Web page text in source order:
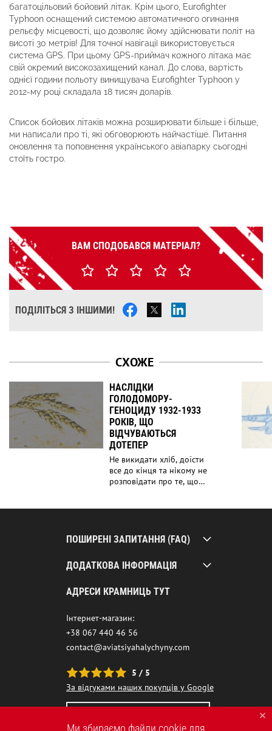
багатоцільовий бойовий літак. Крім цього, Eurofighter
Typhoon оснащений системою автоматичного огинання
рельєфу місцевості, що дозволяє йому здійснювати політ на
висоті 30 метрів! Для точної навігації використовується
система GPS. При цьому GPS-приймач кожного літака має
свій окремий високозахищений канал. До слова, вартість
однієї години польоту винищувача Eurofighter Typhoon у
2012-му році складала 18 тисяч доларів.
Список бойових літаків можна розширювати більше і більше,
ми написали про ті, які обговорюють найчастіше. Питання
оновлення та поповнення українського авіапарку сьогодні
стоїть гостро.
ВАМ СПОДОБАВСЯ МАТЕРІАЛ?
ПОДІЛІТЬСЯ З ІНШИМИ!
СХОЖЕ
НАСЛІДКИ
ГОЛОДОМОРУ-
ГЕНОЦИДУ 1932-1933
РОКІВ, ЩО
ВІДЧУВАЮТЬСЯ
ДОТЕПЕР
Не викидати хліб, доїсти
все до кінця та нікому не
розповідати про те, що
ПОШИРЕНІ ЗАПИТАННЯ (FAQ)
ДОДАТКОВА ІНФОРМАЦІЯ
АДРЕСИ КРАМНИЦЬ ТУТ
Інтернет-магазин:
+38 067 440 46 56
contact@aviatsiyahalychyny.com
5 / 5
За відгуками наших покупців у Google
Ми збираємо файли cookie для